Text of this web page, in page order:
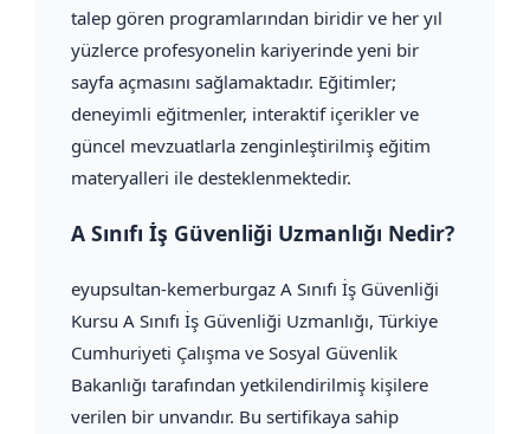
talep gören programlarından biridir ve her yıl
yüzlerce profesyonelin kariyerinde yeni bir
sayfa açmasını sağlamaktadır. Eğitimler;
deneyimli eğitmenler, interaktif içerikler ve
güncel mevzuatlarla zenginleştirilmiş eğitim
materyalleri ile desteklenmektedir.
A Sınıfı İş Güvenliği Uzmanlığı Nedir?
eyupsultan-kemerburgaz A Sınıfı İş Güvenliği
Kursu A Sınıfı İş Güvenliği Uzmanlığı, Türkiye
Cumhuriyeti Çalışma ve Sosyal Güvenlik
Bakanlığı tarafından yetkilendirilmiş kişilere
verilen bir unvandır. Bu sertifikaya sahip